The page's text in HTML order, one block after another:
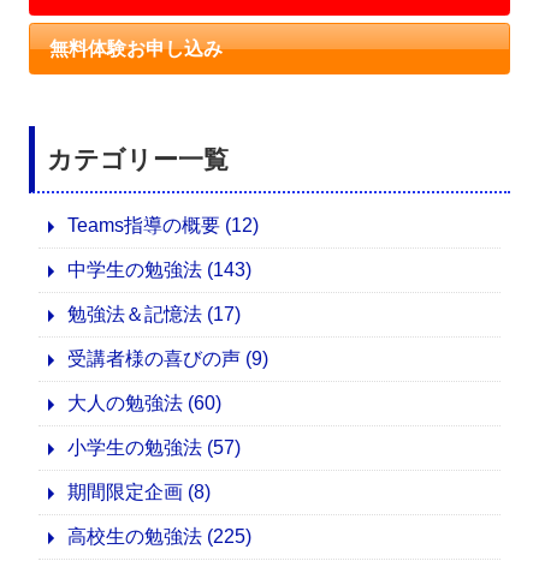
無料体験お申し込み
カテゴリー一覧
Teams指導の概要 (12)
中学生の勉強法 (143)
勉強法＆記憶法 (17)
受講者様の喜びの声 (9)
大人の勉強法 (60)
小学生の勉強法 (57)
期間限定企画 (8)
高校生の勉強法 (225)